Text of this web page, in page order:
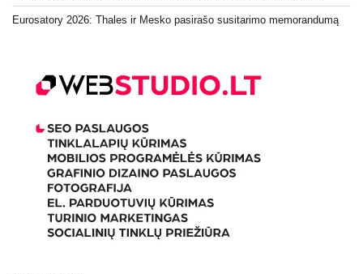
Eurosatory 2026: Thales ir Mesko pasirašo susitarimo memorandumą